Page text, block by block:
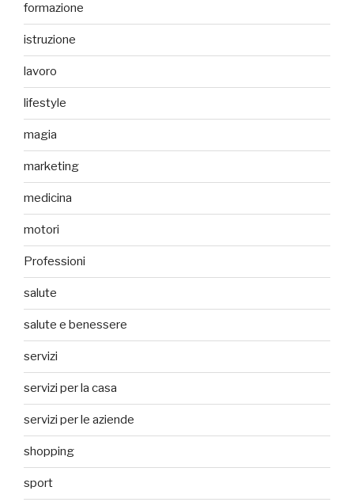
formazione
istruzione
lavoro
lifestyle
magia
marketing
medicina
motori
Professioni
salute
salute e benessere
servizi
servizi per la casa
servizi per le aziende
shopping
sport